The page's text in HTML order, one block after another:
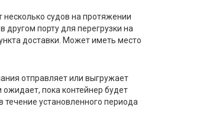
несколько судов на протяжении
другом порту для перегрузки на
доставки. Может иметь место
отправляет или выгружает
ожидает, пока контейнер будет
установленного периода